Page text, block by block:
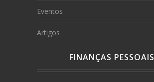
Eventos
Artigos
FINANÇAS PESSOAIS